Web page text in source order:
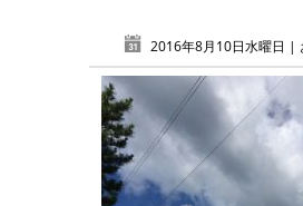
2016年8月10日水曜日 |